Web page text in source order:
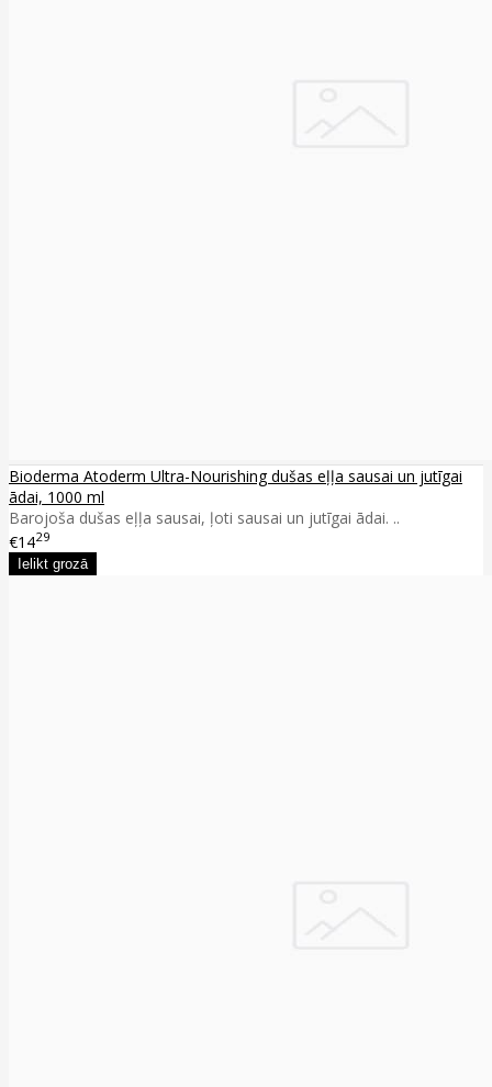
Bioderma Atoderm Ultra-Nourishing dušas eļļa sausai un jutīgai
ādai, 1000 ml
Barojoša dušas eļļa sausai, ļoti sausai un jutīgai ādai. ..
€1429